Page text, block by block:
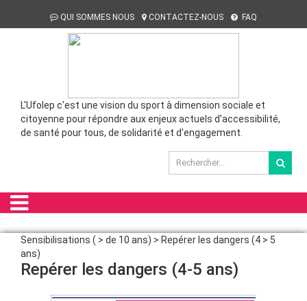
QUI SOMMES NOUS CONTACTEZ-NOUS FAQ
L'Ufolep c'est une vision du sport à dimension sociale et
citoyenne pour répondre aux enjeux actuels d'accessibilité,
de santé pour tous, de solidarité et d'engagement.
Sensibilisations ( > de 10 ans) > Repérer les dangers (4 > 5
ans)
Repérer les dangers (4-5 ans)